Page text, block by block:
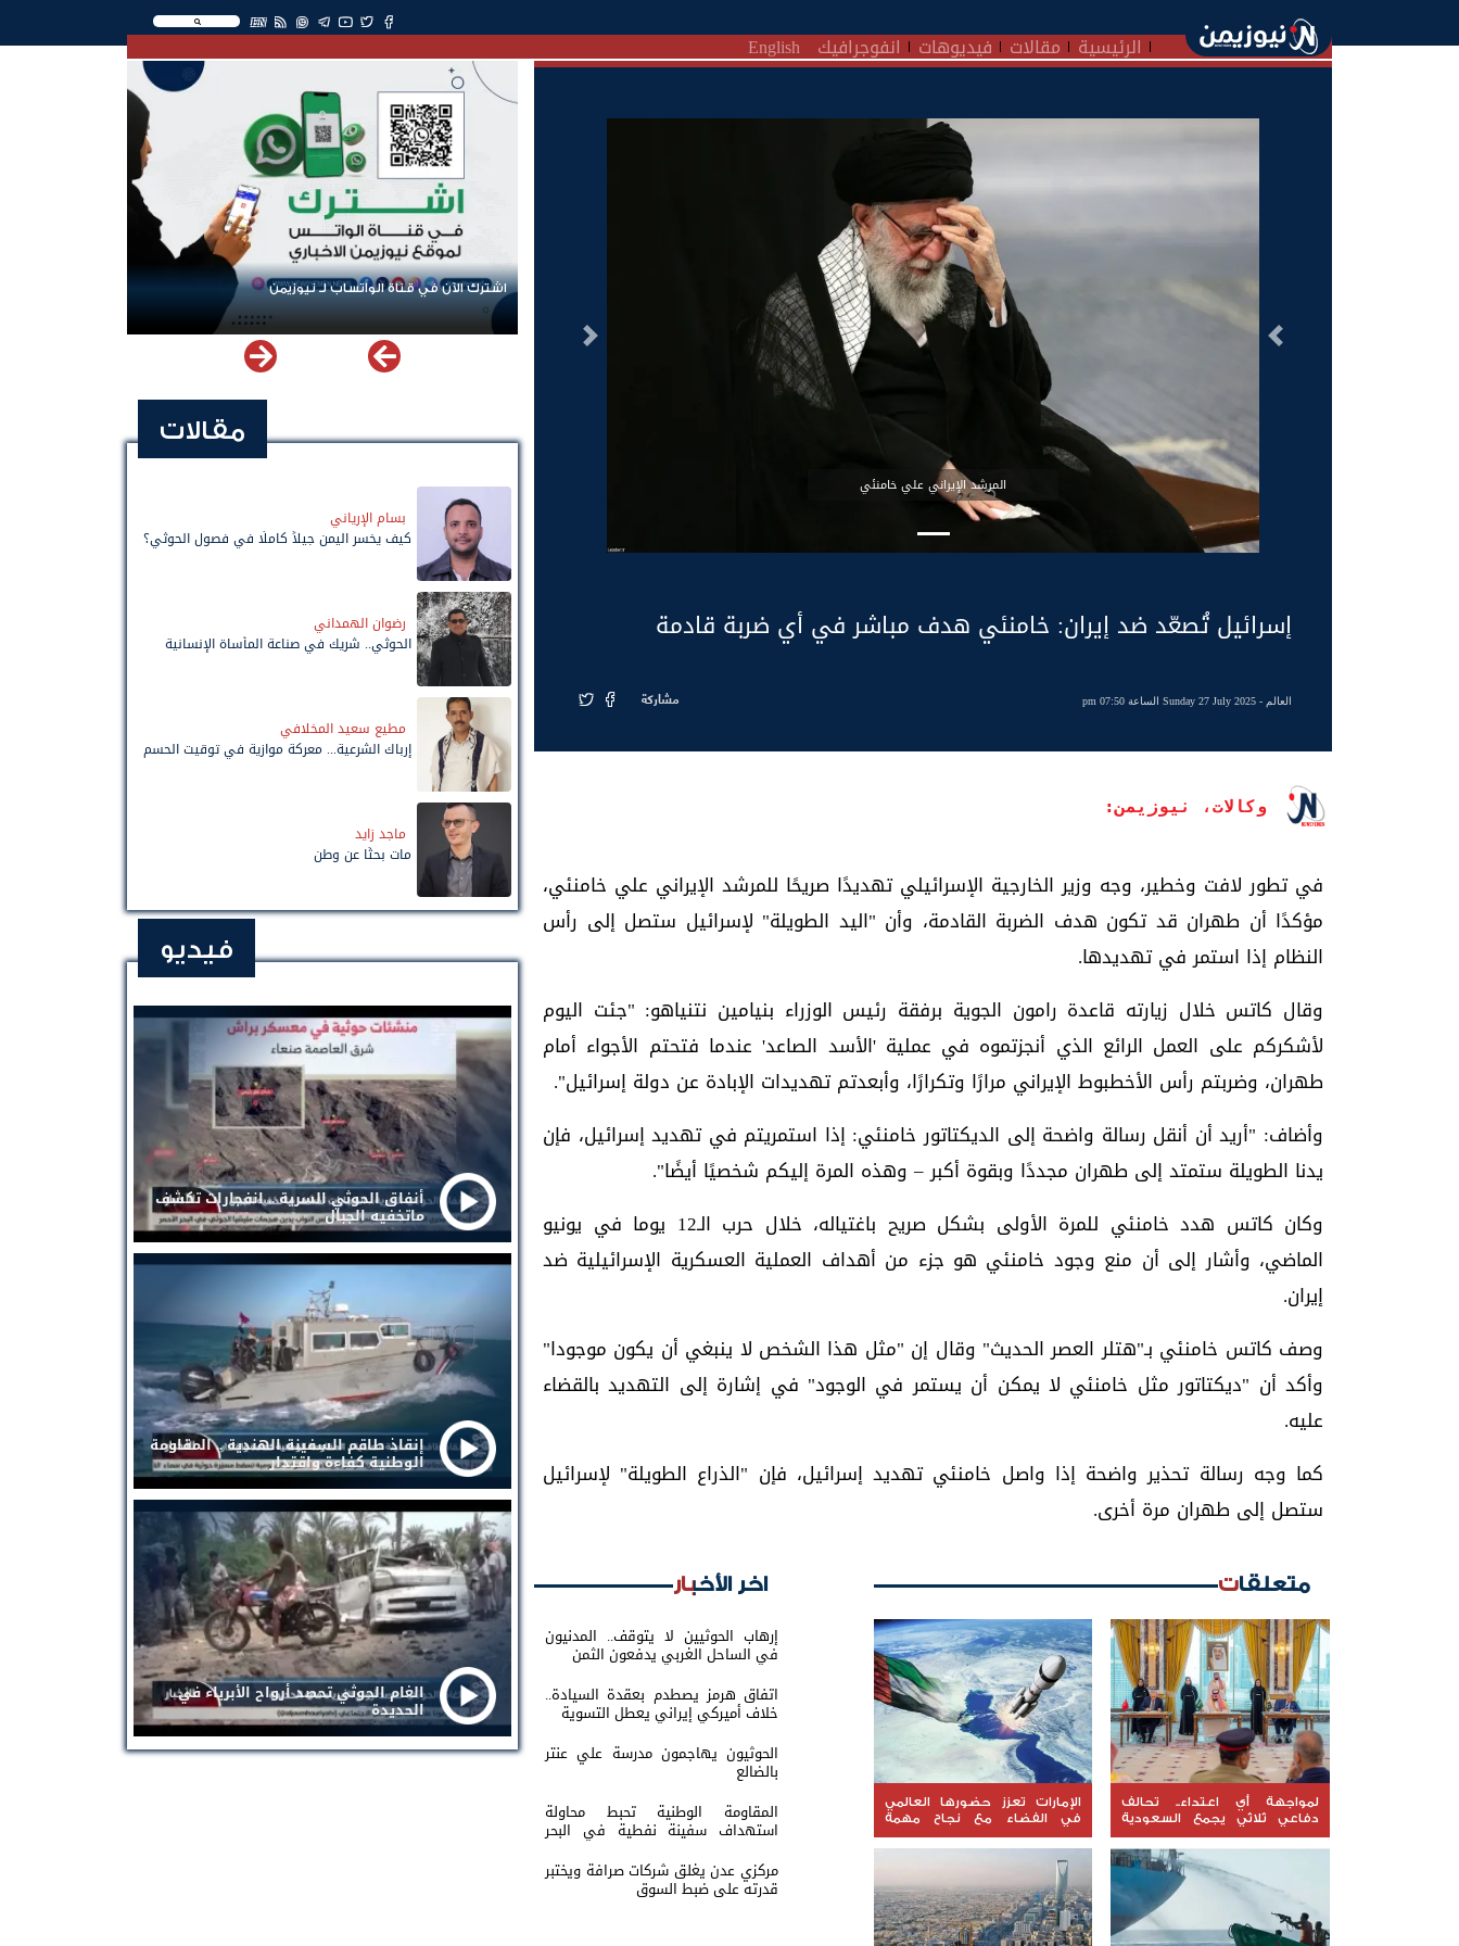
EN
الرئيسية مقالات فيديوهات انفوجرافيك English
المرشد الإيراني علي خامنئي
السابق التالى
إسرائيل تُصعّد ضد إيران: خامنئي هدف مباشر في أي ضربة قادمة
العالم - Sunday 27 July 2025 الساعة 07:50 pm مشاركة
وكالات، نيوزيمن:
في تطور لافت وخطير، وجه وزير الخارجية الإسرائيلي تهديدًا صريحًا للمرشد الإيراني علي خامنئي،
مؤكدًا أن طهران قد تكون هدف الضربة القادمة، وأن "اليد الطويلة" لإسرائيل ستصل إلى رأس
النظام إذا استمر في تهديدها.
وقال كاتس خلال زيارته قاعدة رامون الجوية برفقة رئيس الوزراء بنيامين نتنياهو: "جئت اليوم
لأشكركم على العمل الرائع الذي أنجزتموه في عملية 'الأسد الصاعد' عندما فتحتم الأجواء أمام
طهران، وضربتم رأس الأخطبوط الإيراني مرارًا وتكرارًا، وأبعدتم تهديدات الإبادة عن دولة إسرائيل".
وأضاف: "أريد أن أنقل رسالة واضحة إلى الديكتاتور خامنئي: إذا استمريتم في تهديد إسرائيل، فإن
يدنا الطويلة ستمتد إلى طهران مجددًا وبقوة أكبر – وهذه المرة إليكم شخصيًا أيضًا".
وكان كاتس هدد خامنئي للمرة الأولى بشكل صريح باغتياله، خلال حرب الـ12 يوما في يونيو
الماضي، وأشار إلى أن منع وجود خامنئي هو جزء من أهداف العملية العسكرية الإسرائيلية ضد
إيران.
وصف كاتس خامنئي بـ"هتلر العصر الحديث" وقال إن "مثل هذا الشخص لا ينبغي أن يكون موجودا"
وأكد أن "ديكتاتور مثل خامنئي لا يمكن أن يستمر في الوجود" في إشارة إلى التهديد بالقضاء
عليه.
كما وجه رسالة تحذير واضحة إذا واصل خامنئي تهديد إسرائيل، فإن "الذراع الطويلة" لإسرائيل
ستصل إلى طهران مرة أخرى.
متعلقات
لمواجهة أي اعتداء.. تحالف
دفاعي ثلاثي يجمع السعودية
وتركيا وباكستان
الإمارات تعزز حضورها العالمي
في الفضاء مع نجاح مهمة
"ليوناف-1"
اخر الأخبار
إرهاب الحوثيين لا يتوقف.. المدنيون
في الساحل الغربي يدفعون الثمن
اتفاق هرمز يصطدم بعقدة السيادة..
خلاف أميركي إيراني يعطل التسوية
الحوثيون يهاجمون مدرسة علي عنتر
بالضالع
المقاومة الوطنية تحبط محاولة
استهداف سفينة نفطية في البحر
مركزي عدن يغلق شركات صرافة ويختبر
قدرته على ضبط السوق
اشترك الآن في قناة الواتساب لـ نيوزيمن
مقالات
بسام الإرياني
كيف يخسر اليمن جيلاً كاملًا في فصول الحوثي؟
رضوان الهمداني
الحوثي.. شريك في صناعة المأساة الإنسانية
مطيع سعيد المخلافي
إرباك الشرعية... معركة موازية في توقيت الحسم
ماجد زايد
مات بحثًا عن وطن
فيديو
أنفاق الحوثي السرية .. انفجارات تكشف
ماتخفيه الجبال
إنقاذ طاقم السفينة الهندية .. المقاومة
الوطنية كفاءة واقتدار
الغام الحوثي تحصد أرواح الأبرياء في
الحديدة